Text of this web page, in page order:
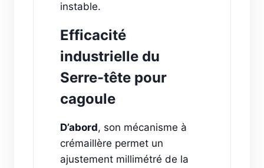
instable.
Efficacité
industrielle du
Serre-tête pour
cagoule
D’abord, son mécanisme à
crémaillère permet un
ajustement millimétré de la